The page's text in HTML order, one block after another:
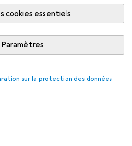
cookies essentiels
Paramètres
sur la protection des données